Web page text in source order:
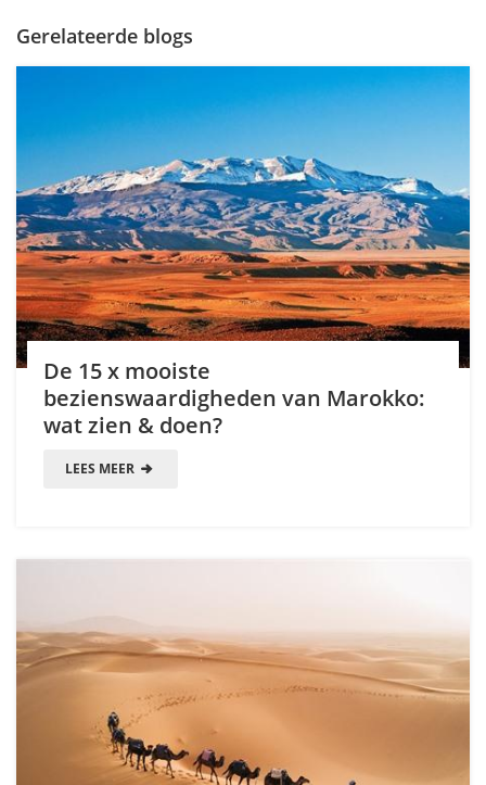
Gerelateerde blogs
De 15 x mooiste
bezienswaardigheden van Marokko:
wat zien & doen?
LEES MEER